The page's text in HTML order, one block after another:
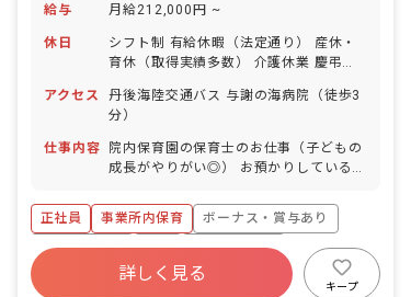
給与 月給212,000円 ~
休日
シフト制 有給休暇（法定通り） 産休・
育休（取得実績多数） 介護休業 慶弔休
日以上の休日を付与）
アクセス
丹後海陸交通バス 与謝の海病院（徒歩3
分）
仕事内容
院内保育園の保育士のお仕事（子どもの
成長がやりがい◎） お預かりしている子
食事・睡眠・排泄・清潔・衣類の着脱等
・集団生活を通じた社会性の装着 ・行事
の計画・実行、お知らせの作成
正社員 事業所内保育
ボーナス・賞与あり
社会保険完備
有給
福利厚生充実
昇給昇進あり
産休育休制度
詳しく見る
キープ